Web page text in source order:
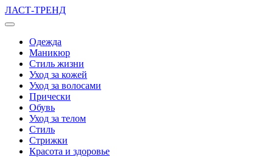
Перейти
к
ЛАСТ-ТРЕНД
Вне
холстаОдежда
Маникюр
Стиль жизни
Уход за кожей
Уход за волосами
Прически
Обувь
Уход за телом
Стиль
Стрижки
Красота и здоровье